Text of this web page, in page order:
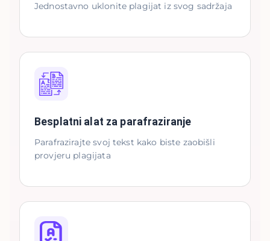
Jednostavno uklonite plagijat iz svog sadržaja
Besplatni alat za parafraziranje
Parafrazirajte svoj tekst kako biste zaobišli
provjeru plagijata